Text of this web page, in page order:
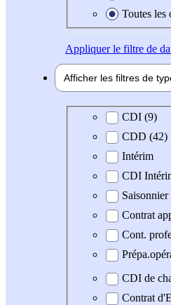
Toutes les
Appliquerle filtre de
Afficher les filtres de
Type de contrat
CDI (9)
CDD (42)
Intérim
CDI
Saisonnier
Contrat
Cont.
CDI de
Contrat